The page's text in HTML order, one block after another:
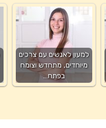
למעון לאנשים עם צרכים
מיוחדים, מתחדש וצומח
בפתח…